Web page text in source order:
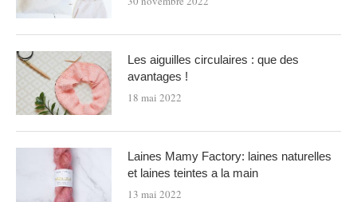
Les aiguilles circulaires : que des
avantages !
18 mai 2022
Laines Mamy Factory: laines naturelles
et laines teintes a la main
13 mai 2022